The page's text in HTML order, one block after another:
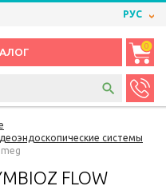
РУС
0
системы
FLOW